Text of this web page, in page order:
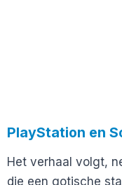
PlayStation en
Het verhaal volgt,
die een gotische